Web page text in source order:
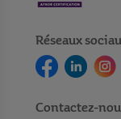
Réseaux
Contactez-